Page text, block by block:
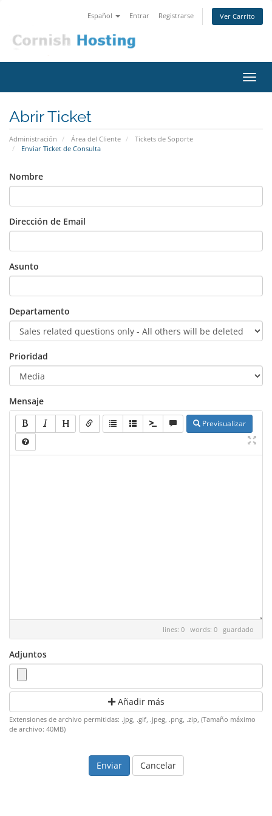
Español Entrar Registrarse Ver Carrito
Abrir Ticket
Administración Área del Cliente
Tickets de Soporte
Enviar Ticket de Consulta
Nombre
Dirección de Email
Asunto
Departamento
Prioridad
Mensaje
Previsualizar
lines: 0 words: 0 guardado
Adjuntos
Añadir más
Extensiones de archivo permitidas: .jpg, .gif, .jpeg, .png, .zip, (Tamaño máximo
de archivo: 40MB)
Cancelar